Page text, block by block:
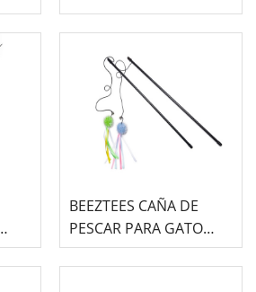
BORY- 18UND
BEEZTEES CAÑA DE
PESCAR PARA GATO
CON PELOTA -RIB-
24UND